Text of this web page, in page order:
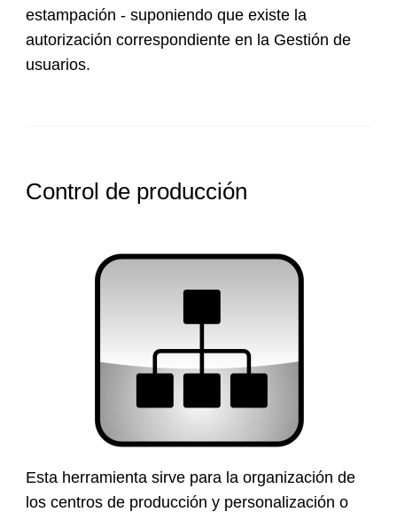
estampación - suponiendo que existe la
autorización correspondiente en la Gestión de
usuarios.
Control de producción
Esta herramienta sirve para la organización de
los centros de producción y personalización o